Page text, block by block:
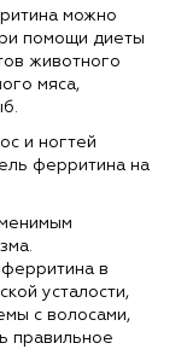
можно
помощи диеты
животного
мяса,
и ногтей
ферритина на
в
усталости,
с волосами,
правильное